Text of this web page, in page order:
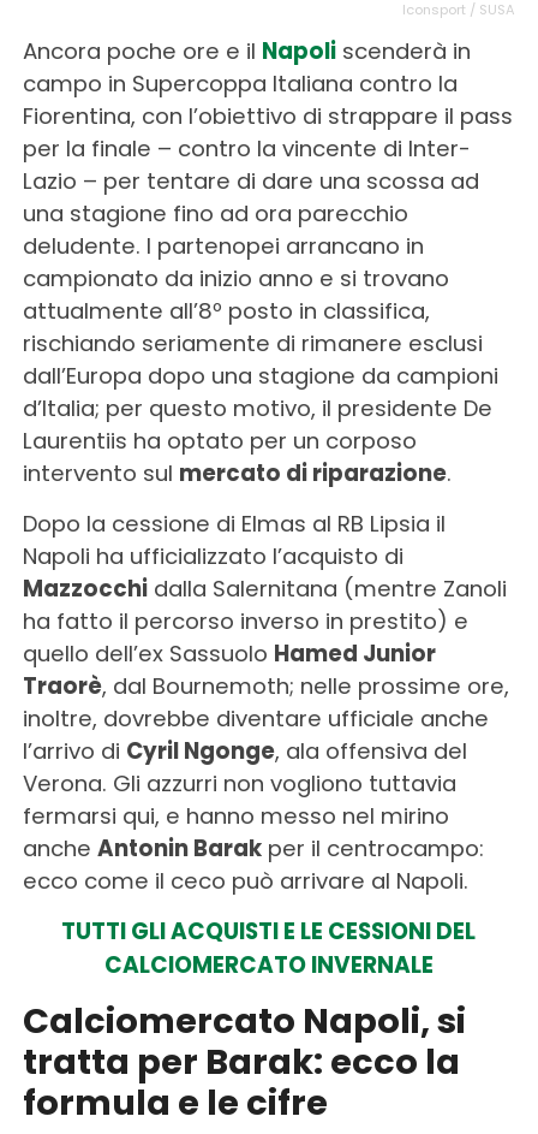
Iconsport / SUSA
Ancora poche ore e il Napoliscenderà in
campo in Supercoppa Italiana contro la
Fiorentina, con l’obiettivo di strappare il pass
per la finale – contro la vincente di Inter-
Lazio – per tentare di dare una scossa ad
una stagione fino ad ora parecchio
deludente. I partenopei arrancano in
campionato da inizio anno e si trovano
attualmente all’8º posto in classifica,
rischiando seriamente di rimanere esclusi
dall’Europa dopo una stagione da campioni
d’Italia; per questo motivo, il presidente De
Laurentiis ha optato per un corposo
intervento sul mercato di riparazione.
Dopo la cessione di Elmas al RB Lipsia il
Napoli ha ufficializzato l’acquisto di
Mazzocchidalla Salernitana (mentre Zanoli
ha fatto il percorso inverso in prestito) e
quello dell’ex Sassuolo Hamed Junior
Traorè, dal Bournemoth; nelle prossime ore,
inoltre, dovrebbe diventare ufficiale anche
l’arrivo di Cyril Ngonge, ala offensiva del
Verona. Gli azzurri non vogliono tuttavia
fermarsi qui, e hanno messo nel mirino
anche Antonin Barakper il centrocampo:
ecco come il ceco può arrivare al Napoli.
TUTTI GLI ACQUISTI E LE CESSIONI DEL
CALCIOMERCATO INVERNALE
Calciomercato Napoli, si
tratta per Barak: ecco la
formula e le cifre